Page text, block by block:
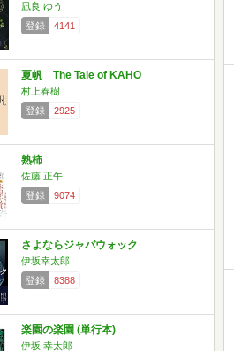
凪良 ゆう
登録
4141
夏帆 The Tale of KAHO
村上春樹
登録
2925
熟柿
佐藤 正午
登録
9074
さよならジャバウォック
伊坂幸太郎
登録
8388
楽園の楽園 (単行本)
伊坂 幸太郎